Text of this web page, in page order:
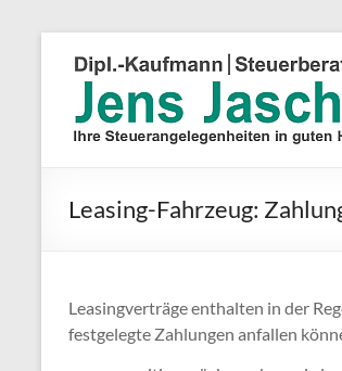
Leasing-Fahrzeug:
Leasingverträge enthalten in der
festgelegte Zahlungen anfallen